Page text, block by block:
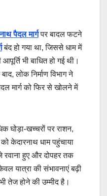
पैदल मार्गपर बादल फटने
बंद हो गया था, जिससे धाम में
भी बाधित हो गई थी।
लोक निर्माण विभाग ने
मार्ग को फिर से खोलने में
घोड़ा-खच्चरों पर राशन,
केदारनाथ धाम पहुंचाया
हुए और दोपहर तक
यात्रा की संभावनाएं बढ़ी
भी तेज होने की उम्मीद है।